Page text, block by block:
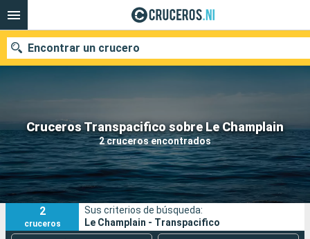
Cruceros Transpacifico sobre Le Champlain
2 cruceros encontrados
Encontrar un crucero
Nuestros destinos
Fecha de salida
Puertos Compañías
Buscar
2
cruceros
Sus criterios de búsqueda:
Le Champlain - Transpacifico